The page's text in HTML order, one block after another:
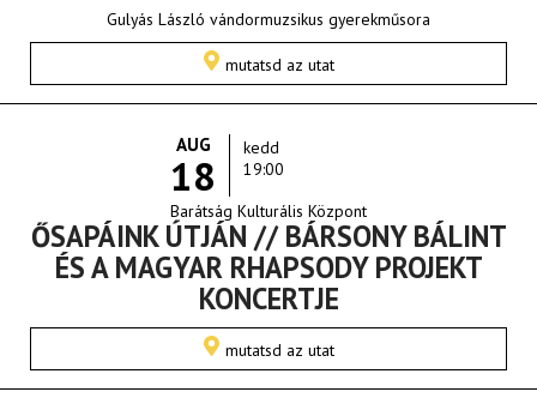
Gulyás László vándormuzsikus gyerekműsora
mutatsd az utat
AUG
18
kedd
19:00
Barátság Kulturális Központ
ŐSAPÁINK ÚTJÁN // BÁRSONY BÁLINT
ÉS A MAGYAR RHAPSODY PROJEKT
KONCERTJE
mutatsd az utat